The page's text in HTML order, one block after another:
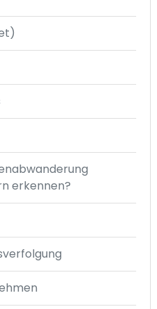
erkennen?